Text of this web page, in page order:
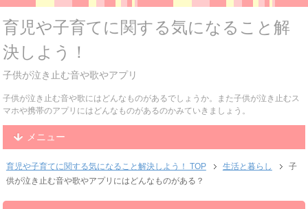
育児や子育てに関する気になること解
決しよう！
子供が泣き止む音や歌やアプリ
子供が泣き止む音や歌にはどんなものがあるでしょうか。また子供が泣き止むス
マホや携帯のアプリにはどんなものがあるのかみていきましょう。
メニュー
育児や子育てに関する気になること解決しよう！ TOP 生活と暮らし
子
供が泣き止む音や歌やアプリにはどんなものがある？